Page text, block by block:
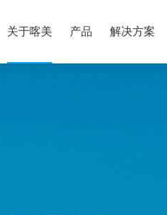
关于喀美 产品 解决方案